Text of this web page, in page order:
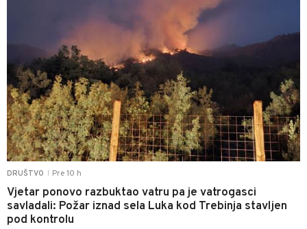
DRUŠTVO Pre 10 h
Vjetar ponovo razbuktao vatru pa je vatrogasci
savladali: Požar iznad sela Luka kod Trebinja stavljen
pod kontrolu